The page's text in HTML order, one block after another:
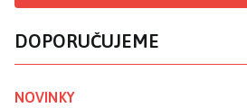
DOPORUČUJEME
NOVINKY